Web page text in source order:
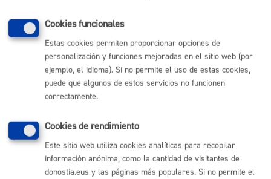
Cuándo lo pueden solicitar
Documentación necesaria
Cookies funcionales
Estas cookies permiten proporcionar opciones de
personalización y funciones mejoradas en el sitio web (por
ejemplo, el idioma). Si no permite el uso de estas cookies,
puede que algunos de estos servicios no funcionen
correctamente.
Cookies de rendimiento
Este sitio web utiliza cookies analíticas para recopilar
información anónima, como la cantidad de visitantes de
donostia.eus y las páginas más populares. Si no permite el